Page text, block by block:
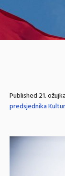
Published21.
predsjednika